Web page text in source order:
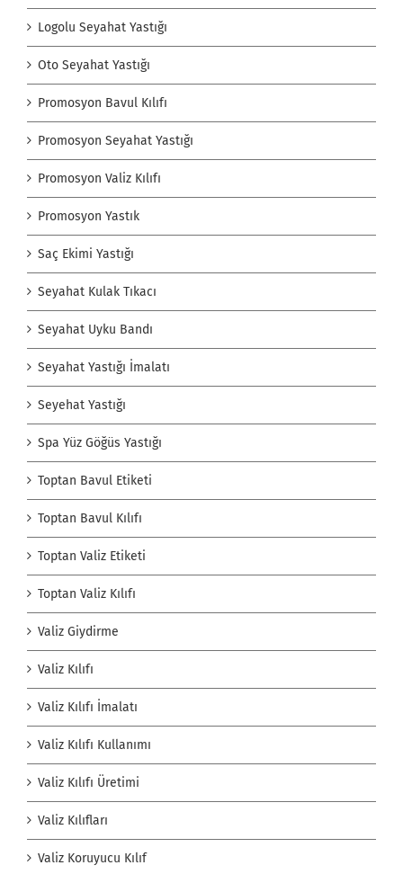
Logolu Seyahat Yastığı
Oto Seyahat Yastığı
Promosyon Bavul Kılıfı
Promosyon Seyahat Yastığı
Promosyon Valiz Kılıfı
Promosyon Yastık
Saç Ekimi Yastığı
Seyahat Kulak Tıkacı
Seyahat Uyku Bandı
Seyahat Yastığı İmalatı
Seyehat Yastığı
Spa Yüz Göğüs Yastığı
Toptan Bavul Etiketi
Toptan Bavul Kılıfı
Toptan Valiz Etiketi
Toptan Valiz Kılıfı
Valiz Giydirme
Valiz Kılıfı
Valiz Kılıfı İmalatı
Valiz Kılıfı Kullanımı
Valiz Kılıfı Üretimi
Valiz Kılıfları
Valiz Koruyucu Kılıf